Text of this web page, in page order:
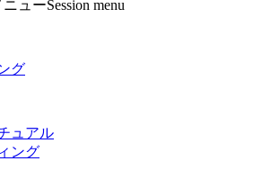
ニューSession menu
グ
ュアル
ング